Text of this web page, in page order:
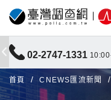
02-2747-1331
首頁 CNEWS匯流新聞